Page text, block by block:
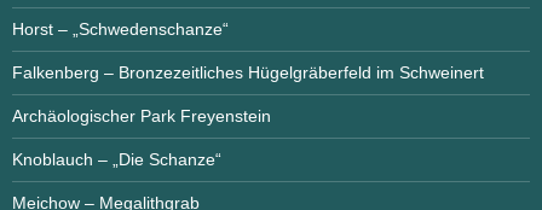
Horst – „Schwedenschanze“
Falkenberg – Bronzezeitliches Hügelgräberfeld im Schweinert
Archäologischer Park Freyenstein
Knoblauch – „Die Schanze“
Meichow – Megalithgrab